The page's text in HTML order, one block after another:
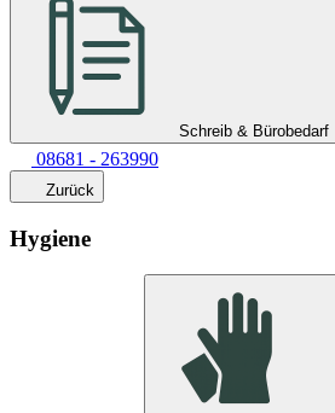
Schreib & Bürobedarf
08681 - 263990
Zurück
Hygiene